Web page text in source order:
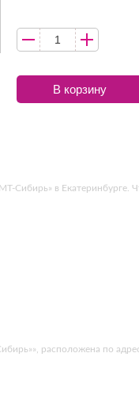
В корзину
Сибирь» в Екатеринбурге.
расположена по